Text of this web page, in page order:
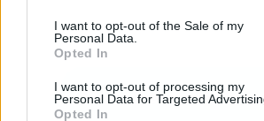
I want to opt-out of the Sale of my
Personal Data.
Opted In
I want to opt-out of processing my
Personal Data for Targeted
Opted In